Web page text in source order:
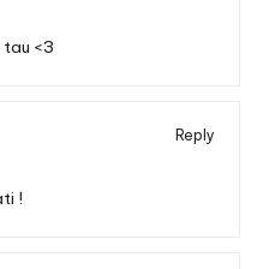
<3
Reply
!